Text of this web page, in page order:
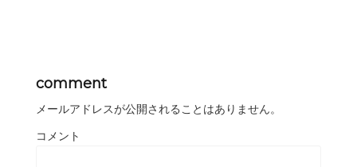
comment
メールアドレスが公開されることはありません。
コメント